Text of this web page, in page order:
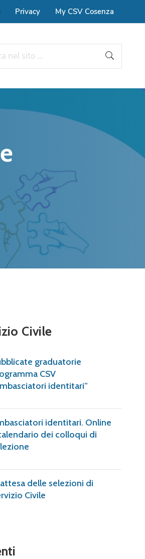
Privacy My CSV Cosenza
Civile
graduatorie
CSV
identitari”
identitari. Online
dei colloqui di
delle selezioni di
Civile